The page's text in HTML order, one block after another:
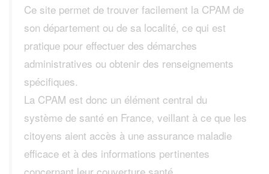
Ce site permet de trouver facilement la CPAM de
son département ou de sa localité, ce qui est
pratique pour effectuer des démarches
administratives ou obtenir des renseignements
spécifiques.
La CPAM est donc un élément central du
système de santé en France, veillant à ce que les
citoyens aient accès à une assurance maladie
efficace et à des informations pertinentes